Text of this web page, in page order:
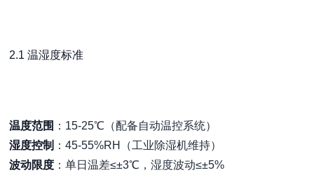
2.1 温湿度标准
温度范围 ：15-25℃（配备自动温控系统）
湿度控制 ：45-55%RH（工业除湿机维持）
波动限度 ：单日温差≤±3℃，湿度波动≤±5%